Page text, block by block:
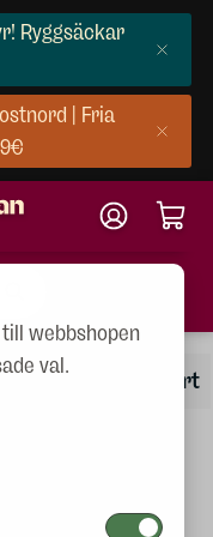
Ryggsäckar
| Fria
Presentkort
webbshopen
val.